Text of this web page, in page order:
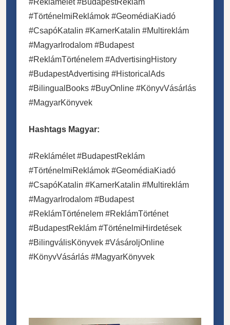
#Reklámélet #BudapestReklám
#TörténelmiReklámok #GeomédiaKiadó
#CsapóKatalin #KarnerKatalin #Multireklám
#MagyarIrodalom #Budapest
#ReklámTörténelem #AdvertisingHistory
#BudapestAdvertising #HistoricalAds
#BilingualBooks #BuyOnline #KönyvVásárlás
#MagyarKönyvek
Hashtags Magyar:
#Reklámélet #BudapestReklám
#TörténelmiReklámok #GeomédiaKiadó
#CsapóKatalin #KarnerKatalin #Multireklám
#MagyarIrodalom #Budapest
#ReklámTörténelem #ReklámTörténet
#BudapestReklám #TörténelmiHirdetések
#BilingválisKönyvek #VásároljOnline
#KönyvVásárlás #MagyarKönyvek